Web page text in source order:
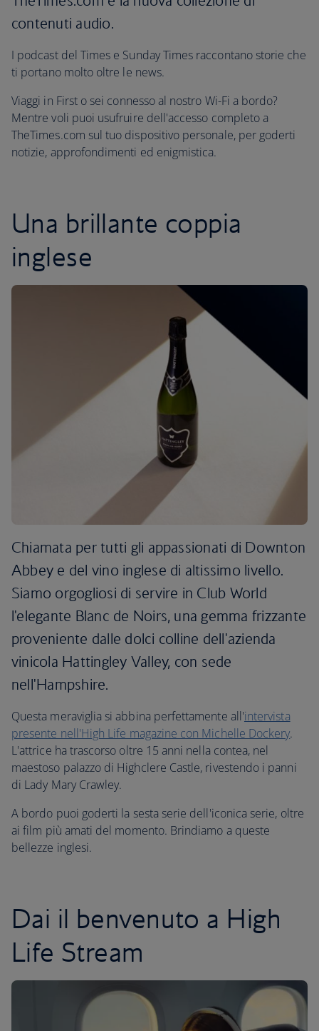
contenuti audio.
I podcast del Times e Sunday Times raccontano storie che
ti portano molto oltre le news.
Viaggi in First o sei connesso al nostro Wi-Fi a bordo?
Mentre voli puoi usufruire dell'accesso completo a
TheTimes.com sul tuo dispositivo personale, per goderti
notizie, approfondimenti ed enigmistica.
Una brillante coppia
inglese
Chiamata per tutti gli appassionati di Downton
Abbey e del vino inglese di altissimo livello.
Siamo orgogliosi di servire in Club World
l'elegante Blanc de Noirs, una gemma frizzante
proveniente dalle dolci colline dell'azienda
vinicola Hattingley Valley, con sede
nell'Hampshire.
Questa meraviglia si abbina perfettamente all'intervista
presente nell'High Life magazine con Michelle Dockery.
L'attrice ha trascorso oltre 15 anni nella contea, nel
maestoso palazzo di Highclere Castle, rivestendo i panni
di Lady Mary Crawley.
A bordo puoi goderti la sesta serie dell'iconica serie, oltre
ai film più amati del momento. Brindiamo a queste
bellezze inglesi.
Dai il benvenuto a High
Life Stream